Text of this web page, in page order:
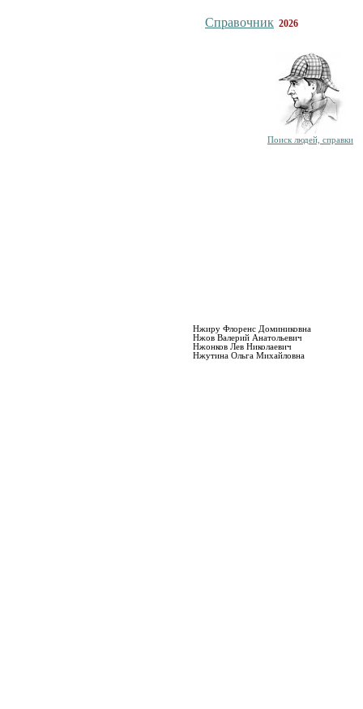
Справочник 2026
Поиск людей, справки
Нжиру Флоренс Доминиковна
Нжов Валерий Анатольевич
Нжонков Лев Николаевич
Нжутина Ольга Михайловна